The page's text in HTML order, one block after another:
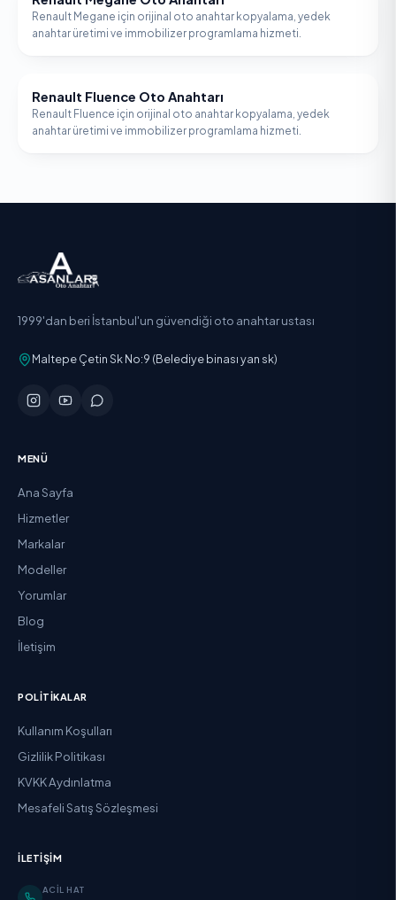
Renault Megane için orijinal oto anahtar kopyalama, yedek
anahtar üretimi ve immobilizer programlama hizmeti.
RENAULT
Renault Fluence Oto Anahtarı
Renault Fluence için orijinal oto anahtar kopyalama, yedek
anahtar üretimi ve immobilizer programlama hizmeti.
1999'dan beri İstanbul'un güvendiği oto anahtar ustası
Maltepe Çetin Sk No:9 (Belediye binası yan sk)
MENÜ
Ana Sayfa
Hizmetler
Markalar
Modeller
Yorumlar
Blog
İletişim
POLITIKALAR
Kullanım Koşulları
Gizlilik Politikası
KVKK Aydınlatma
Mesafeli Satış Sözleşmesi
İLETIŞIM
ACIL HAT